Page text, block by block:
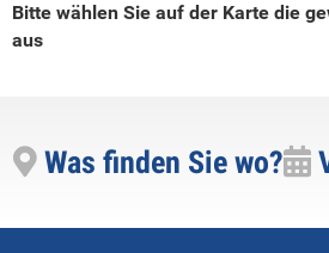
Bitte wählen Sie auf der Karte die
aus
Was finden Sie wo?